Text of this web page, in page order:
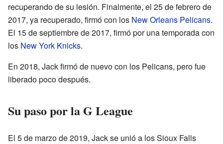
recuperando de su lesión. Finalmente, el 25 de febrero de
2017, ya recuperado, firmó con los New Orleans Pelicans.
El 15 de septiembre de 2017, firmó por una temporada con
los New York Knicks.
En 2018, Jack firmó de nuevo con los Pelicans, pero fue
liberado poco después.
Su paso por la G League
El 5 de marzo de 2019, Jack se unió a los Sioux Falls